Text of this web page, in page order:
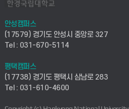
컴퓨터응용수학부
ICT로봇기계공학부
전자전기공학부
시설바로처리서비스
연구실안전관리시스템
산학연구관리시스템
취업지원센터
창업지원센터
현장실습지원센터
안성캠퍼스
(17579) 경기도 안성시 중앙로 327
Tel : 031-670-5114
평택캠퍼스
(17738) 경기도 평택시 삼남로 283
Tel : 031-610-4600